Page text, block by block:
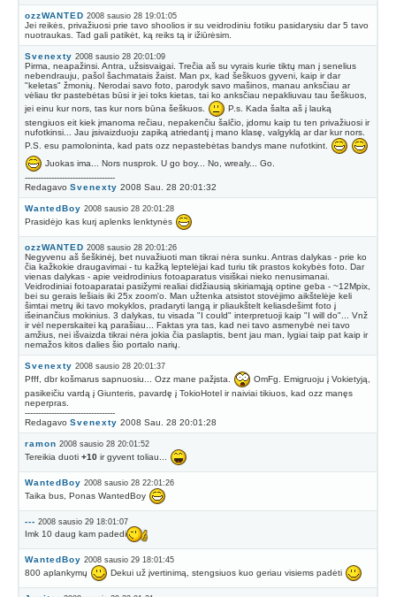
ozzWANTED 2008 sausio 28 19:01:05
Jei reikės, privažiuosi prie tavo shoolios ir su veidrodiniu fotiku pasidarysiu dar 5 tavo
nuotraukas. Tad gali patikėt, ką reiks tą ir ižiūrėsim.
Svenexty 2008 sausio 28 20:01:09
Pirma, neapažinsi. Antra, užsisvaigai. Trečia aš su vyrais kurie tiktų man į senelius
nebendrauju, pašol šachmatais žaist. Man px, kad šeškuos gyveni, kaip ir dar
"keletas" žmonių. Nerodai savo foto, parodyk savo mašinos, manau anksčiau ar
vėliau tkr pastebėtas būsi ir jei toks kietas, tai ko anksčiau nepakliuvau tau šeškuos,
jei einu kur nors, tas kur nors būna šeškuos.
P.s. Kada šalta aš į lauką
stengiuos eit kiek įmanoma rečiau, nepakenčiu šalčio, įdomu kaip tu ten privažiuosi ir
nufotkinsi... Jau įsivaizduoju zapiką atriedantį į mano klasę, valgyklą ar dar kur nors.
P.S. esu pamoloninta, kad pats ozz nepastebėtas bandys mane nufotkint.
Juokas ima... Nors nusprok. U go boy... No, wrealy... Go.
----------------------------------
Redagavo Svenexty 2008 Sau. 28 20:01:32
WantedBoy 2008 sausio 28 20:01:28
Prasidėjo kas kurį aplenks lenktynės
ozzWANTED 2008 sausio 28 20:01:26
Negyvenu aš šeškinėj, bet nuvažiuoti man tikrai nėra sunku. Antras dalykas - prie ko
čia kažkokie draugavimai - tu kažką leptelėjai kad turiu tik prastos kokybės foto. Dar
vienas dalykas - apie veidrodinius fotoaparatus visiškai nieko nenusimanai.
Veidrodiniai fotoaparatai pasižymi realiai didžiausią skiriamąją optine geba - ~12Mpix,
bei su gerais lešiais iki 25x zoom'o. Man užtenka atsistot stovėjimo aikštelėje keli
šimtai metrų iki tavo mokyklos, pradaryti langą ir pliaukštelt keliasdešimt foto į
išeinančius mokinius. 3 dalykas, tu visada "I could" interpretuoji kaip "I will do"... Vnž
ir vėl neperskaitei ką parašiau... Faktas yra tas, kad nei tavo asmenybė nei tavo
amžius, nei išvaizda tikrai nėra jokia čia paslaptis, bent jau man, lygiai taip pat kaip ir
nemažos kitos dalies šio portalo narių.
Svenexty 2008 sausio 28 20:01:37
Pfff, dbr košmarus sapnuosiu... Ozz mane pažįsta.
OmFg. Emigruoju į Vokietyją,
pasikeičiu vardą į Giunteris, pavardę į TokioHotel ir naiviai tikiuos, kad ozz manęs
neperpras.
----------------------------------
Redagavo Svenexty 2008 Sau. 28 20:01:28
ramon 2008 sausio 28 20:01:52
Tereikia duoti +10ir gyvent toliau...
WantedBoy 2008 sausio 28 22:01:26
Taika bus, Ponas WantedBoy
--- 2008 sausio 29 18:01:07
Imk 10 daug kam padedi
WantedBoy 2008 sausio 29 18:01:45
800 aplankymų Dekui už įvertinimą, stengsiuos kuo geriau visiems padėti